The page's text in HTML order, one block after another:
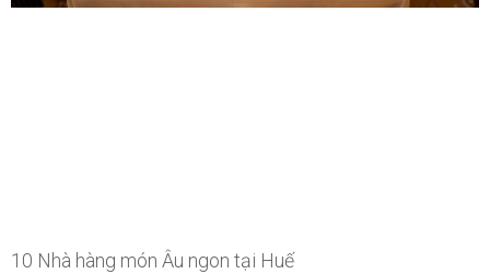
10 Nhà hàng món Âu ngon tại Huế